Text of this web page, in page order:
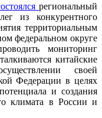
региональный
из конкурентного
территориальным
федеральном округе
мониторинг
китайские
своей
Федерации в целях
и создания
климата в России и